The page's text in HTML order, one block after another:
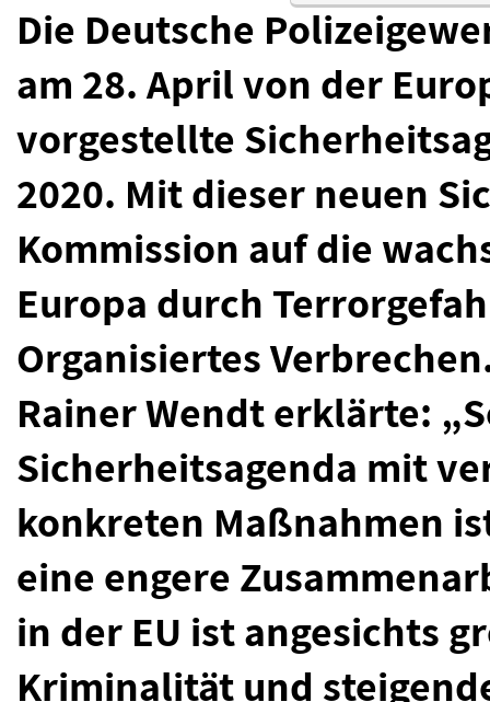
Die Deutsche
am 28. April von der
vorgestellte
2020. Mit dieser neuen
Kommission auf die
Europa durch
Organisiertes
Rainer Wendt erklärte:
Sicherheitsagenda mit
konkreten Maßnahmen
eine engere
in der EU ist angesichts
Kriminalität und